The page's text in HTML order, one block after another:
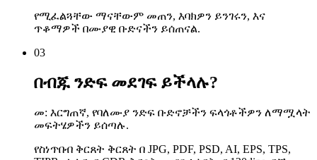
የሚፈልጓቸው ማናቸውም መጠን, እባክዎን ይንገሩን, እና
ጥቆማዎች በሙያዊ ቡድናችን ይሰጠናል.
03
በብጁ ንድፍ መደገፍ ይችላሉ?
መ: እርግጠኛ, የባለሙያ ንድፍ ቡድኖቻችን ፍላጎቶችዎን ለማሟላት
መፍትሄዎችን ይሰጣሉ.
የስነጥበብ ቅርጸት ቅርጸት በ JPG, PDF, PSD, AI, EPS, TPS,